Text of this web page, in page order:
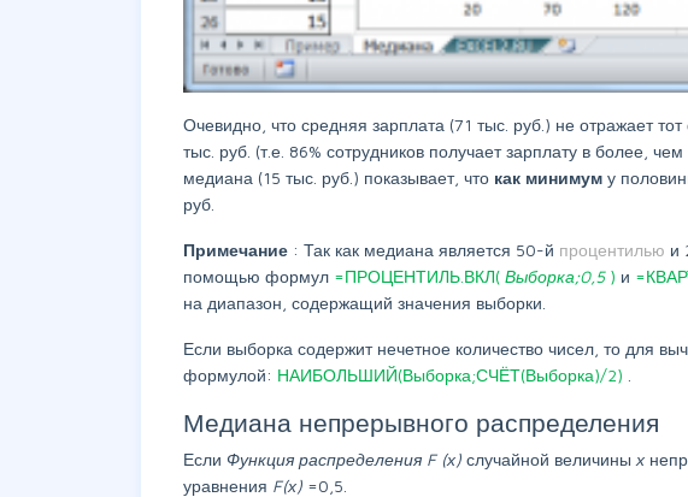
Очевидно, что средняя зарплата (71 тыс. руб.) не отражает
тыс. руб. (т.е. 86% сотрудников получает зарплату в более,
медиана (15 тыс. руб.) показывает, что как минимум у
руб.
Примечание : Так как медиана является 50-й процентилью и
помощью формул =ПРОЦЕНТИЛЬ.ВКЛ( Выборка;0,5 ) и
на диапазон, содержащий значения выборки.
Если выборка содержит нечетное количество чисел, то для
формулой: НАИБОЛЬШИЙ(Выборка;СЧЁТ(Выборка)/2)
Медиана непрерывного распределения
Если Функция распределения F (х) случайной величины х
уравнения F(х) =0,5.